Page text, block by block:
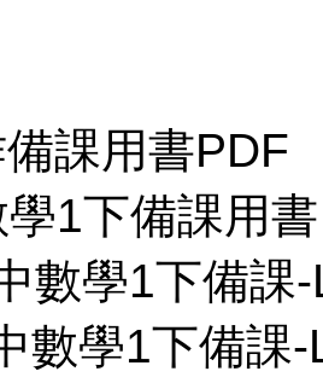
課用書PDF
1下備課用書
數學1下備課
數學1下備課